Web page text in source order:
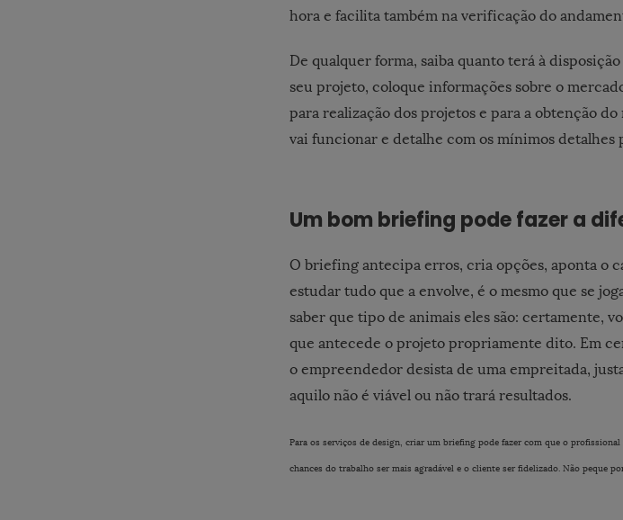
hora e facilita também na verificação do
De qualquer forma, saiba quanto terá à
seu projeto, coloque informações sobre o
para realização dos projetos e para a obtenção
vai funcionar e detalhe com os mínimos detalhes
Um bom briefing pode fazer a
O briefing antecipa erros, cria opções, aponta o
estudar tudo que a envolve, é o mesmo que se
saber que tipo de animais eles são: certamente,
que antecede o projeto propriamente dito. Em
o empreendedor desista de uma empreitada,
aquilo não é viável ou não trará resultados.
Para os serviços de design, criar um briefing pode fazer com que o
chances do trabalho ser mais agradável e o cliente ser fidelizado. Não peque